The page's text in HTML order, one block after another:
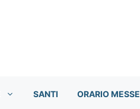
SANTI ORARIO MESSE